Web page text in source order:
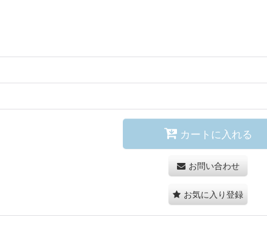
カートに入れる
お問い合わせ
お気に入り登録